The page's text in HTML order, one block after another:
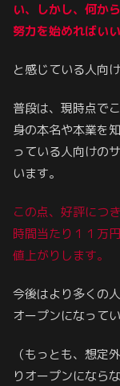
い、しかし、何か
努力を始めればい
と感じている人向
普段は、現時点で
身の本名や本業を
っている人向けの
います。
この点、好評につ
時間当たり１１万
値上がりします。
今後はより多くの
オープンになって
（もっとも、想定
りオープンになら